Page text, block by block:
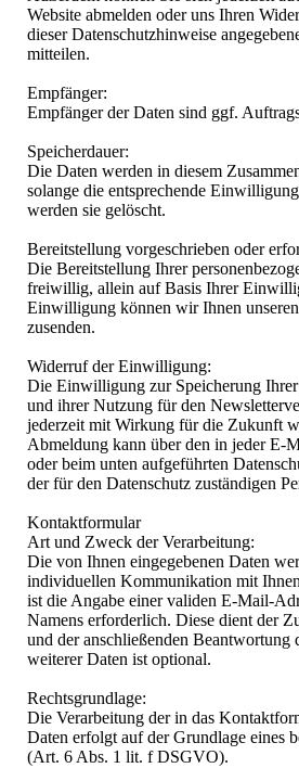
Website abmelden oder uns Ihren
dieser Datenschutzhinweise
mitteilen.
Empfänger:
Empfänger der Daten sind ggf.
Speicherdauer:
Die Daten werden in diesem
solange die entsprechende
werden sie gelöscht.
Bereitstellung vorgeschrieben oder
Die Bereitstellung Ihrer
freiwillig, allein auf Basis Ihrer
Einwilligung können wir Ihnen
zusenden.
Widerruf der Einwilligung:
Die Einwilligung zur Speicherung
und ihrer Nutzung für den
jederzeit mit Wirkung für die Zukunft
Abmeldung kann über den in jeder E-
oder beim unten aufgeführten
der für den Datenschutz zuständigen
Kontaktformular
Art und Zweck der Verarbeitung:
Die von Ihnen eingegebenen Daten
individuellen Kommunikation mit
ist die Angabe einer validen E-Mail-
Namens erforderlich. Diese dient der
und der anschließenden Beantwortung
weiterer Daten ist optional.
Rechtsgrundlage:
Die Verarbeitung der in das
Daten erfolgt auf der Grundlage eines
(Art. 6 Abs. 1 lit. f DSGVO).